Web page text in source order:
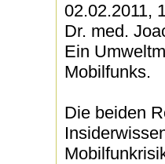
02.02.2011,
Dr. med.
Ein
Mobilfunks.
Die beiden